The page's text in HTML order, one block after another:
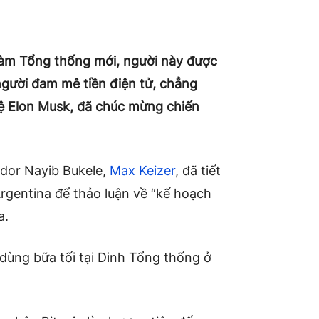
Tổng thống mới, người này được
đam mê tiền điện tử, chẳng
Musk, đã chúc mừng chiến
Nayib Bukele, Max Keizer, đã tiết
để thảo luận về “kế hoạch
bữa tối tại Dinh Tổng thống ở